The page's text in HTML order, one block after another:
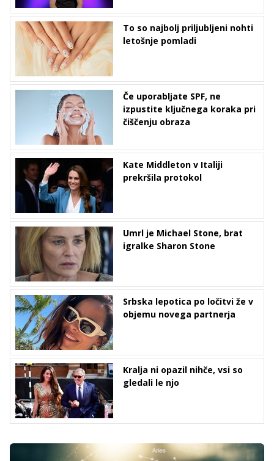
To so najbolj priljubljeni nohti
letošnje pomladi
Če uporabljate SPF, ne
izpustite ključnega koraka pri
čiščenju obraza
Kate Middleton v Italiji
prekršila protokol
Umrl je Michael Stone, brat
igralke Sharon Stone
Srbska lepotica po ločitvi že v
objemu novega partnerja
Kralja ni opazil nihče, vsi so
gledali le njo